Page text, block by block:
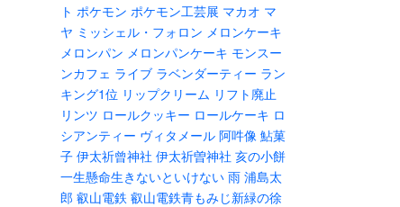
ト ポケモン ポケモン工芸展 マカオ マ
ヤ ミッシェル・フォロン メロンケーキ
メロンパン メロンパンケーキ モンスー
ンカフェ ライブ ラベンダーティー ラン
キング1位 リップクリーム リフト廃止
リンツ ロールクッキー ロールケーキ ロ
シアンティー ヴィタメール 阿吽像 鮎菓
子 伊太祈曾神社 伊太祈曽神社 亥の小餅
一生懸命生きないといけない 雨 浦島太
郎 叡山電鉄 叡山電鉄青もみじ新緑の徐